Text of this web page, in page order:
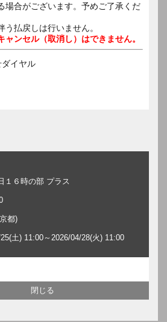
場合がございます。予めご了承くだ
う払戻しは行いません。
ャンセル（取消し）はできません。
ダイヤル
１６時の部 プラス
都)
土) 11:00～2026/04/28(火) 11:00